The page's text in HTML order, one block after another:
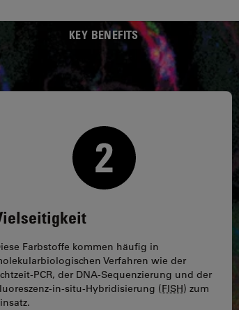
KEY BENEFITS
Farbstoffe kommen häufig in
Verfahren wie der
PCR, der DNA-Sequenzierung und der
in-situ-Hybridisierung (FISH) zum